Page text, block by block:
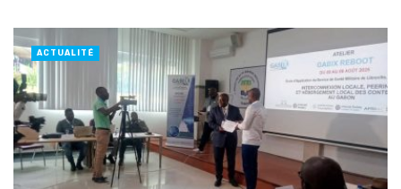
ACTUALITÉ